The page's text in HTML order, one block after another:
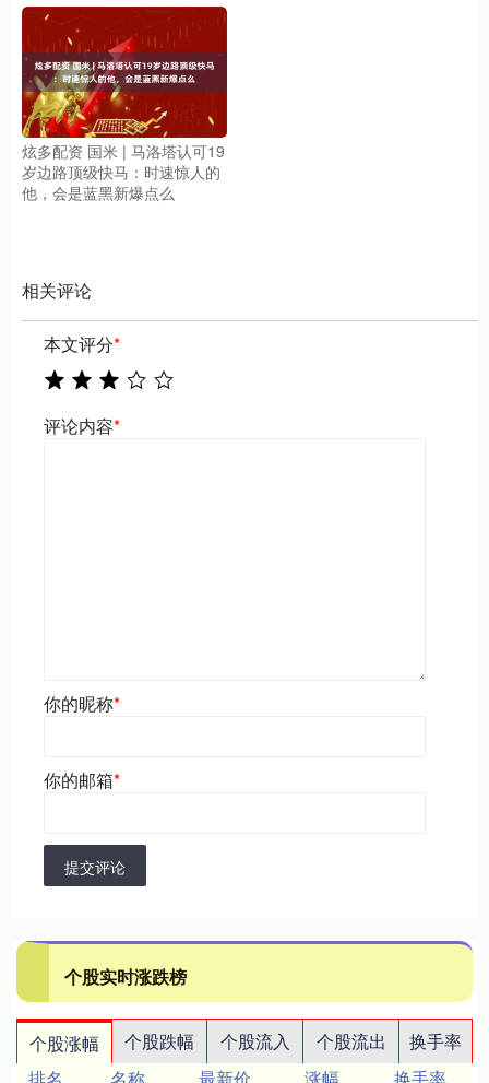
炫多配资 国米 | 马洛塔认可19
岁边路顶级快马：时速惊人的
他，会是蓝黑新爆点么
相关评论
本文评分*
评论内容*
你的昵称*
你的邮箱*
提交评论
个股实时涨跌榜
个股涨幅 个股跌幅 个股流入 个股流出
换手率